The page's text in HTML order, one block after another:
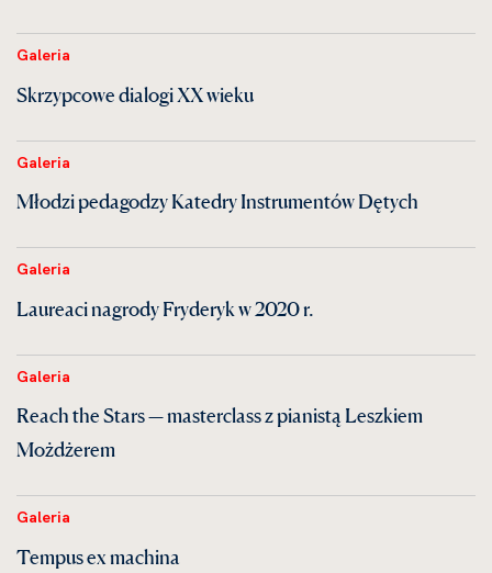
Galeria
Skrzypcowe dialogi XX wieku
Galeria
Młodzi pedagodzy Katedry Instrumentów Dętych
Galeria
Laureaci nagrody Fryderyk w 2020 r.
Galeria
Reach the Stars — masterclass z pianistą Leszkiem
Możdżerem
Galeria
Tempus ex machina